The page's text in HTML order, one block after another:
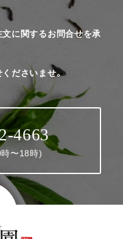
文に関するお問合せを承
ださいませ。
4663
〜18時)